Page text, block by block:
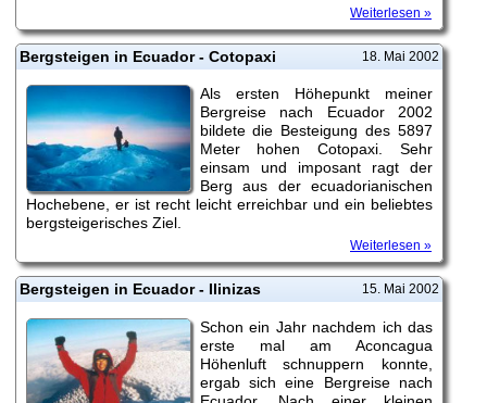
Weiterlesen »
Bergsteigen in Ecuador - Cotopaxi 18. Mai 2002
Als ersten Höhepunkt meiner
Bergreise nach Ecuador 2002
bildete die Besteigung des 5897
Meter hohen Cotopaxi. Sehr
einsam und imposant ragt der
Berg aus der ecuadorianischen
Hochebene, er ist recht leicht erreichbar und ein beliebtes
bergsteigerisches Ziel.
Weiterlesen »
Bergsteigen in Ecuador - Ilinizas 15. Mai 2002
Schon ein Jahr nachdem ich das
erste mal am Aconcagua
Höhenluft schnuppern konnte,
ergab sich eine Bergreise nach